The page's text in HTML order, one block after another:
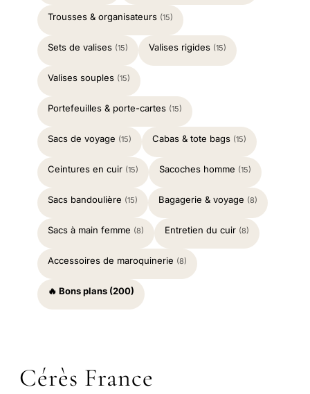
Trousses & organisateurs (15)
Sets de valises (15) Valises rigides (15)
Valises souples (15)
Portefeuilles & porte-cartes (15)
Sacs de voyage (15) Cabas & tote bags (15)
Ceintures en cuir (15) Sacoches homme (15)
Sacs bandoulière (15) Bagagerie & voyage (8)
Sacs à main femme (8) Entretien du cuir (8)
Accessoires de maroquinerie (8)
🔥 Bons plans (200)
Cérès France